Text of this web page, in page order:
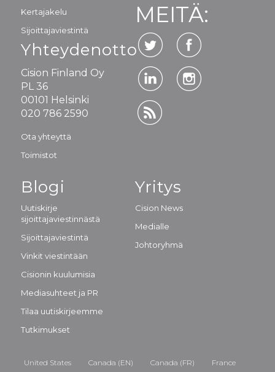
Kertajakelu
Sijoittajaviestintä
Yhteydenotto
Cision Finland Oy
PL 36
00101 Helsinki
020 786 2590
Ota yhteyttä
Toimistot
MEITÄ:
Blogi
Uutiskirje
sijoittajaviestinnästä
Sijoittajaviestintä
Vinkit viestintään
Cisionin kuulumisia
Mediasuhteet ja PR
Tilaa uutiskirjeemme
Tutkimukset
Yritys
Cision News
Medialle
Johtoryhmä
United States Canada (EN) Canada (FR)
France